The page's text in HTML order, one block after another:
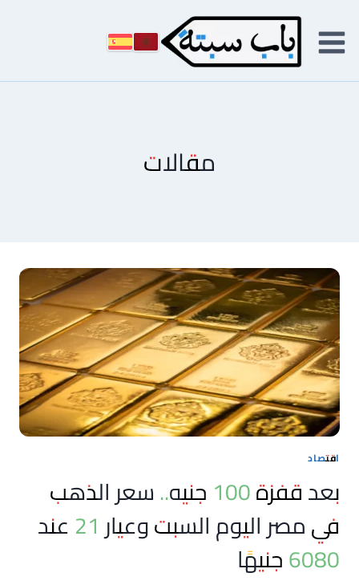
إلى
المحتوى
مقالات
اقتصاد
بعد قفزة 100 جنيه.. سعر الذهب
في مصر اليوم السبت وعيار 21 عند
6080 جنيهًا